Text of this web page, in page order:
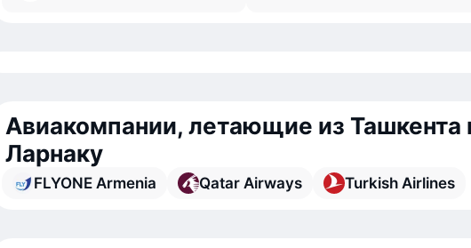
Авиакомпании, летающие из Ташкента
Ларнаку
FLYONE Armenia Qatar Airways Turkish Airlines